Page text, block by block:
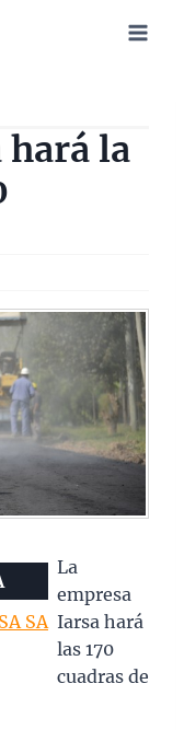
hará la
SA
La
empresa
Iarsa hará
las 170
cuadras de